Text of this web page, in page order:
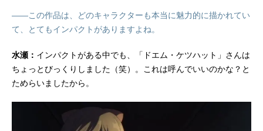
――この作品は、どのキャラクターも本当に魅力的に描かれてい
て、とてもインパクトがありますよね。
水瀬： インパクトがある中でも、「ドエム・ケツハット」さんは
ちょっとびっくりしました（笑）。これは呼んでいいのかな？と
ためらいましたから。